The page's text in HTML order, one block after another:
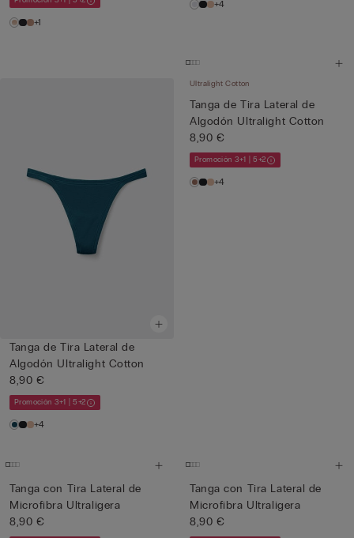
+1
+4
Tanga de Tira Lateral de
Algodón Ultralight Cotton
8,90 €
Promoción 3+1 | 5+2
+4
Ultralight Cotton
Tanga de Tira Lateral de
Algodón Ultralight Cotton
8,90 €
Promoción 3+1 | 5+2
+4
Tanga con Tira Lateral de
Microfibra Ultraligera
8,90 €
Tanga con Tira Lateral de
Microfibra Ultraligera
8,90 €